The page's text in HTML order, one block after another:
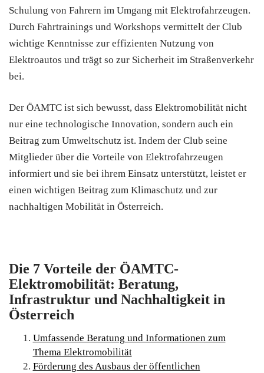
Schulung von Fahrern im Umgang mit Elektrofahrzeugen.
Durch Fahrtrainings und Workshops vermittelt der Club
wichtige Kenntnisse zur effizienten Nutzung von
Elektroautos und trägt so zur Sicherheit im Straßenverkehr
bei.
Der ÖAMTC ist sich bewusst, dass Elektromobilität nicht
nur eine technologische Innovation, sondern auch ein
Beitrag zum Umweltschutz ist. Indem der Club seine
Mitglieder über die Vorteile von Elektrofahrzeugen
informiert und sie bei ihrem Einsatz unterstützt, leistet er
einen wichtigen Beitrag zum Klimaschutz und zur
nachhaltigen Mobilität in Österreich.
Die 7 Vorteile der ÖAMTC-
Elektromobilität: Beratung,
Infrastruktur und Nachhaltigkeit in
Österreich
Umfassende Beratung und Informationen zum
Thema Elektromobilität
Förderung des Ausbaus der öffentlichen